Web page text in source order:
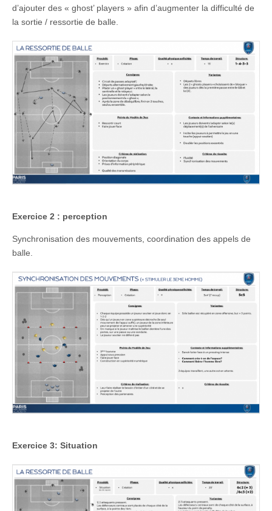
d’ajouter des « ghost’ players » afin d’augmenter la difficulté de
la sortie / ressortie de balle.
Exercice 2 : perception
Synchronisation des mouvements, coordination des appels de
balle.
Exercice 3: Situation